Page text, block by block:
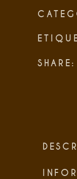
SHARE: